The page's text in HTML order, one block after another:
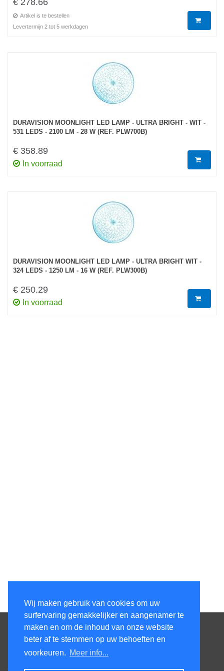
Wij maken gebruik van cookies om uw
surfervaring gemakkelijker en aangenamer te
maken en om de inhoud van onze website
beter af te stemmen op uw behoeften en
voorkeuren. Meer info...
€ 278.66
Artikel is te bestellen
Levertermijn 2 tot 5 werkdagen
DURAVISION MOONLIGHT LED LAMP - ULTRA BRIGHT - WIT -
531 LEDS - 2100 LM - 28 W (REF. PLW700B)
€ 358.89
In voorraad
DURAVISION MOONLIGHT LED LAMP - ULTRA BRIGHT WIT -
324 LEDS - 1250 LM - 16 W (REF. PLW300B)
€ 250.29
In voorraad
Contacteer ons
Honsdonkstraat 25A
3120 Tremelo